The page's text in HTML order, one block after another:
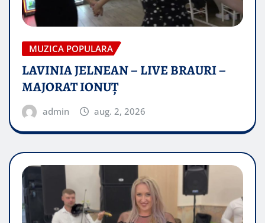
MUZICA POPULARA
LAVINIA JELNEAN – LIVE BRAURI –
MAJORAT IONUŢ
admin aug. 2, 2026